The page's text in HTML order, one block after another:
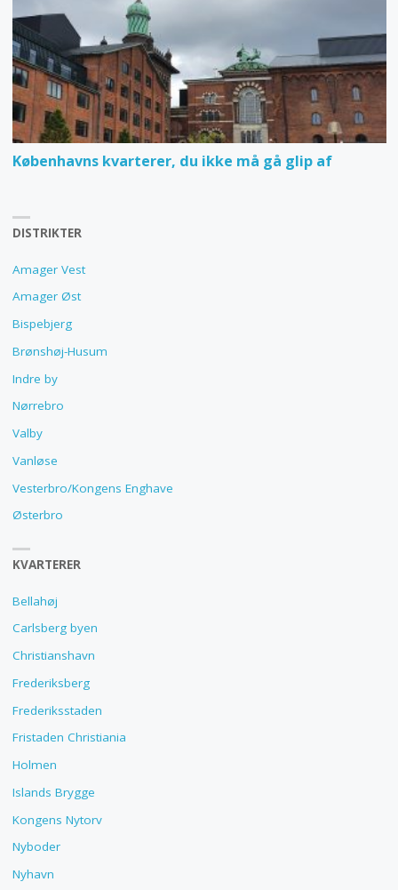
Københavns kvarterer, du ikke må gå glip af
DISTRIKTER
Amager Vest
Amager Øst
Bispebjerg
Brønshøj-Husum
Indre by
Nørrebro
Valby
Vanløse
Vesterbro/Kongens Enghave
Østerbro
KVARTERER
Bellahøj
Carlsberg byen
Christianshavn
Frederiksberg
Frederiksstaden
Fristaden Christiania
Holmen
Islands Brygge
Kongens Nytorv
Nyboder
Nyhavn